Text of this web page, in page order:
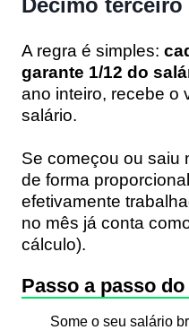
A regra é simples:
garante 1/12 do
ano inteiro, recebe o
salário.
Se começou ou saiu
de forma
efetivamente
no mês já conta
cálculo).
Passo a passo
Some o seu salário